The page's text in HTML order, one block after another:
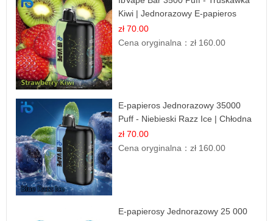
Kiwi | Jednorazowy E-papieros
zł 70.00
Cena oryginalna：zł 160.00
E-papieros Jednorazowy 35000
Puff - Niebieski Razz Ice | Chłodna
Malina
zł 70.00
Cena oryginalna：zł 160.00
E-papierosy Jednorazowy 25 000